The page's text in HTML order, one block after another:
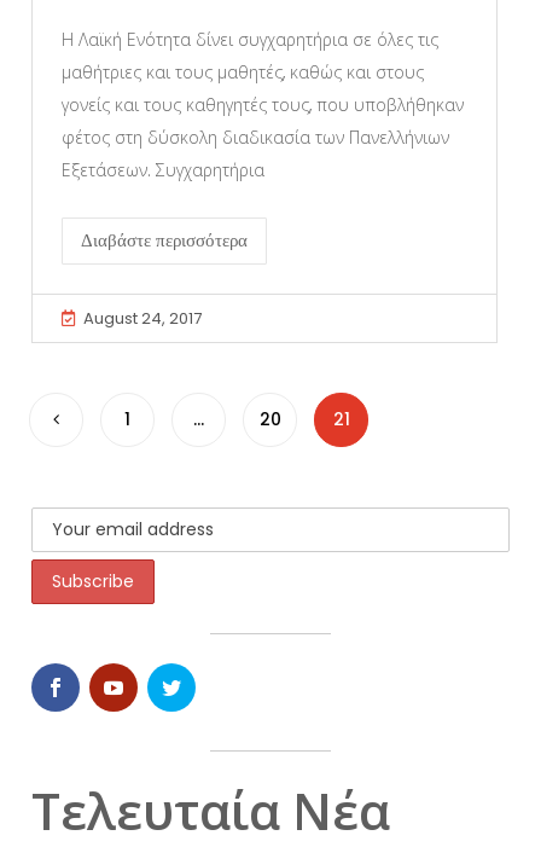
Η Λαϊκή Ενότητα δίνει συγχαρητήρια σε όλες τις
μαθήτριες και τους μαθητές, καθώς και στους
γονείς και τους καθηγητές τους, που υποβλήθηκαν
φέτος στη δύσκολη διαδικασία των Πανελλήνιων
Εξετάσεων. Συγχαρητήρια
Διαβάστε περισσότερα
August 24, 2017
1 … 20 21
Τελευταία Νέα